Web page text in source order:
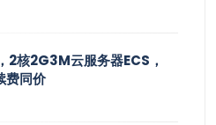
2核2G3M云服务器ECS，
费同价